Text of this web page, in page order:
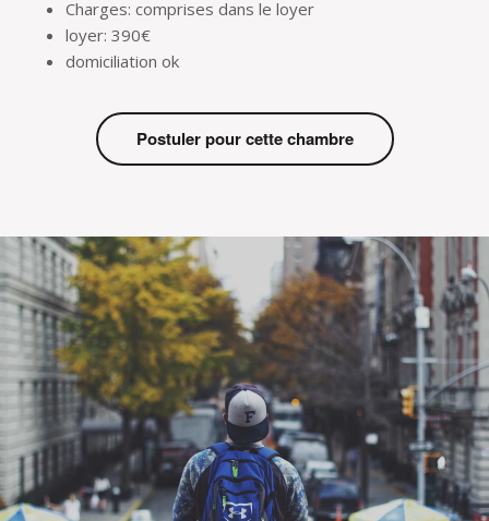
Charges: comprises dans le loyer
loyer: 390€
domiciliation ok
Postuler pour cette chambre